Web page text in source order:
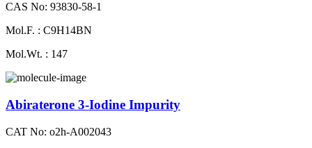
CAS No: 93830-58-1
Mol.F. : C9H14BN
Mol.Wt. : 147
Abiraterone 3-Iodine Impurity
CAT No: o2h-A002043